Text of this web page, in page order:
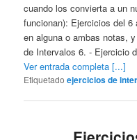
cuando los convierta a un
funcionan): Ejercicios del
en alguna o ambas notas,
de Intervalos 6. - Ejercicio
Ver entrada completa [...]
Etiquetado ejercicios de